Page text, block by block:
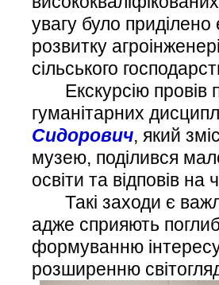
увагу було
розвитку
сільського
Екскурсію провів
гуманітарних
Сидорович, який
музею, поділився
освіти та відповів на
Такі заходи є
адже сприяють
формуванню
розширенню